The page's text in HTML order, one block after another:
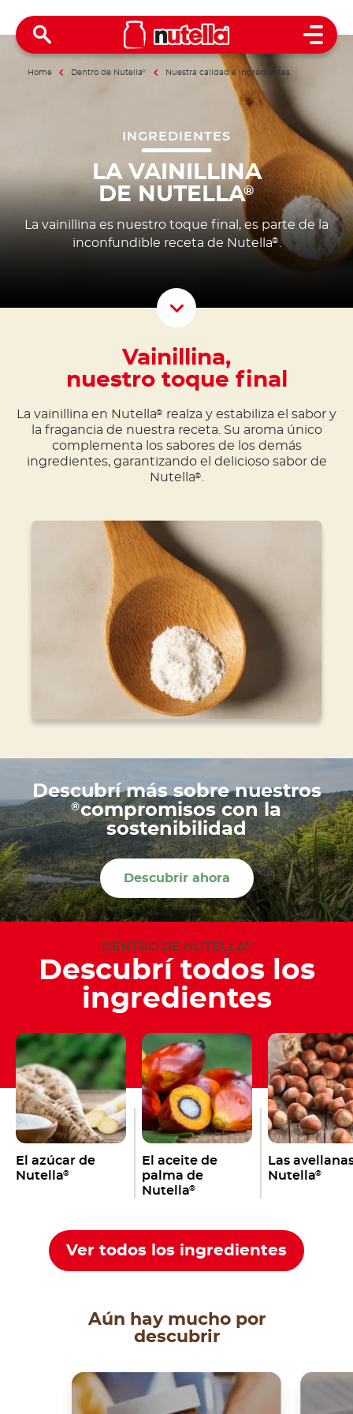
Open
Home Dentro de Nutella® Nuestra calidad e ingredientes
INGREDIENTES
LA VAINILLINA
DE NUTELLA®
La vainillina es nuestro toque final, es parte de la
inconfundible receta de Nutella®
Scroll
Vainillina,
nuestro toque final
La vainillina en Nutella® realza y estabiliza el sabor y
la fragancia de nuestra receta. Su aroma único
complementa los sabores de los demás
ingredientes, garantizando el delicioso sabor de
Nutella® .
Descubrí más sobre nuestros
®compromisos con la
sostenibilidad
Descubrir ahora
DENTRO DE NUTELLA®
Descubrí todos los
ingredientes
El azúcar de
Nutella®
El aceite de
palma de
Nutella®
Las
Nutella®
Ver todos los ingredientes
Aún hay mucho por
descubrir